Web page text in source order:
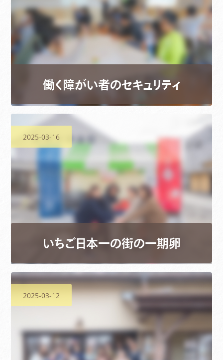
働く障がい者のセキュリティ
いちご日本一の街の一期卵
2025-03-16
2025-03-12